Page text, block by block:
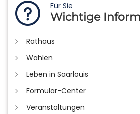
Für Sie
Wichtige
Rathaus
Wahlen
Leben in Saarlouis
Formular-Center
Veranstaltungen